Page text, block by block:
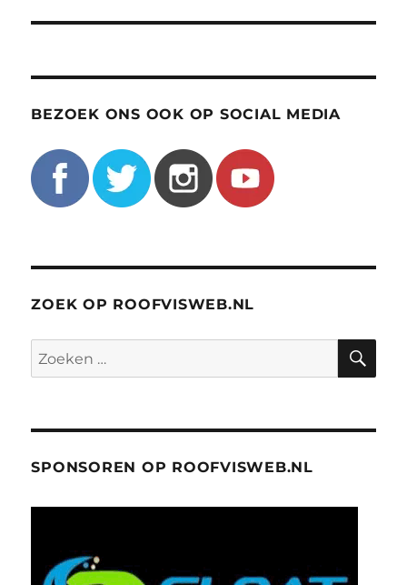
BEZOEK ONS OOK OP SOCIAL MEDIA
ZOEK OP ROOFVISWEB.NL
Zoeken
naar:
SPONSOREN OP ROOFVISWEB.NL